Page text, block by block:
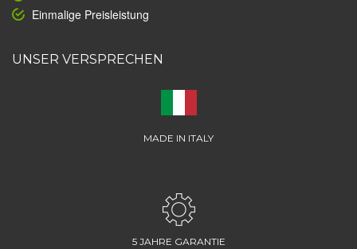
Einmalige Preisleistung
UNSER VERSPRECHEN
MADE IN ITALY
5 JAHRE GARANTIE